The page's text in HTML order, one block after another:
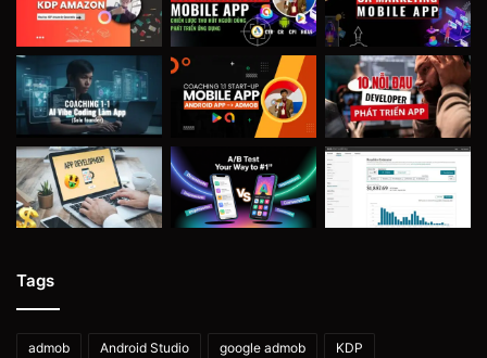
Tags
admob Android Studio google admob KDP